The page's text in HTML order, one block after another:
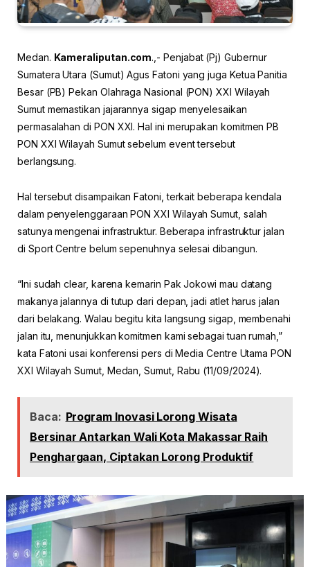
Medan. Kameraliputan.com.,- Penjabat (Pj) Gubernur
Sumatera Utara (Sumut) Agus Fatoni yang juga Ketua Panitia
Besar (PB) Pekan Olahraga Nasional (PON) XXI Wilayah
Sumut memastikan jajarannya sigap menyelesaikan
permasalahan di PON XXI. Hal ini merupakan komitmen PB
PON XXI Wilayah Sumut sebelum event tersebut
berlangsung.
Hal tersebut disampaikan Fatoni, terkait beberapa kendala
dalam penyelenggaraan PON XXI Wilayah Sumut, salah
satunya mengenai infrastruktur. Beberapa infrastruktur jalan
di Sport Centre belum sepenuhnya selesai dibangun.
“Ini sudah clear, karena kemarin Pak Jokowi mau datang
makanya jalannya di tutup dari depan, jadi atlet harus jalan
dari belakang. Walau begitu kita langsung sigap, membenahi
jalan itu, menunjukkan komitmen kami sebagai tuan rumah,”
kata Fatoni usai konferensi pers di Media Centre Utama PON
XXI Wilayah Sumut, Medan, Sumut, Rabu (11/09/2024).
Baca: Program Inovasi Lorong Wisata
Bersinar Antarkan Wali Kota Makassar Raih
Penghargaan, Ciptakan Lorong Produktif